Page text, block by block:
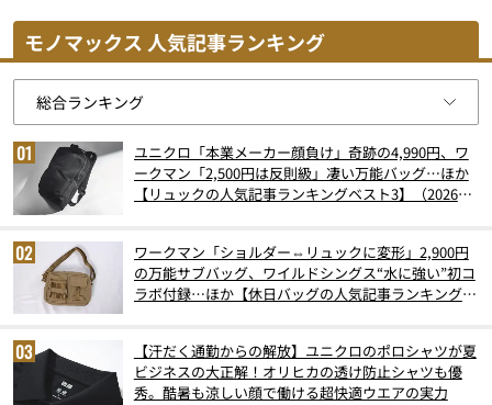
モノマックス 人気記事ランキング
ユニクロ「本業メーカー顔負け」奇跡の4,990円、ワ
ークマン「2,500円は反則級」凄い万能バッグ…ほか
【リュックの人気記事ランキングベスト3】（2026年
ワークマン「ショルダー⇔リュックに変形」2,900円
の万能サブバッグ、ワイルドシングス“水に強い”初コ
ラボ付録…ほか【休日バッグの人気記事ランキングベ
【汗だく通勤からの解放】ユニクロのポロシャツが夏
ビジネスの大正解！オリヒカの透け防止シャツも優
秀。酷暑も涼しい顔で働ける超快適ウエアの実力